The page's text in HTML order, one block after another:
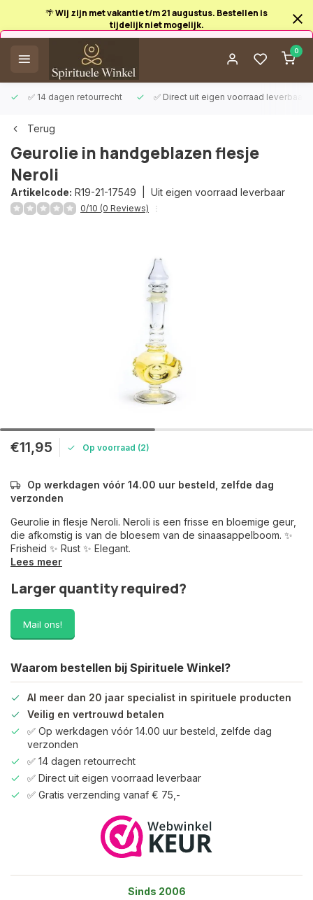
🌴 Wij zijn met vakantie t/m 21 augustus. Bestellen is
tijdelijk niet mogelijk.
0
✅ 14 dagen retourrecht ✅ Direct uit eigen voorraad leverbaar
Afrekenen is uitgeschakeld.
Terug
Geurolie in handgeblazen flesje
Neroli
Artikelcode: R19-21-17549 | Uit eigen voorraad leverbaar
0/10 (0 Reviews)
€11,95 Op voorraad (2)
Op werkdagen vóór 14.00 uur besteld, zelfde dag
verzonden
Geurolie in flesje Neroli. Neroli is een frisse en bloemige geur,
die afkomstig is van de bloesem van de sinaasappelboom. ✨
Frisheid ✨ Rust ✨ Elegant.
Lees meer
Larger quantity required?
Mail ons!
Waarom bestellen bij Spirituele Winkel?
Al meer dan 20 jaar specialist in spirituele producten
Veilig en vertrouwd betalen
✅ Op werkdagen vóór 14.00 uur besteld, zelfde dag
verzonden
✅ 14 dagen retourrecht
✅ Direct uit eigen voorraad leverbaar
✅ Gratis verzending vanaf € 75,-
Sinds 2006